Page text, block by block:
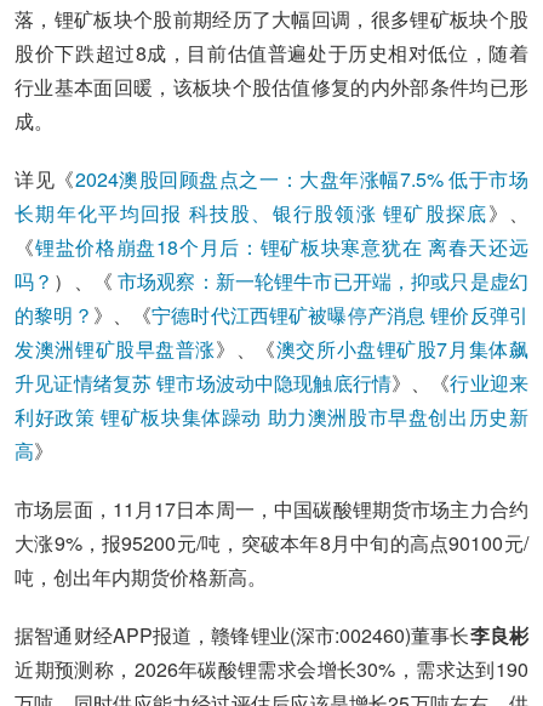
落，锂矿板块个股前期经历了大幅回调，很多锂矿板块个股
股价下跌超过8成，目前估值普遍处于历史相对低位，随着
行业基本面回暖，该板块个股估值修复的内外部条件均已形
成。
详见《2024澳股回顾盘点之一：大盘年涨幅7.5% 低于市场
长期年化平均回报 科技股、银行股领涨 锂矿股探底》、
《锂盐价格崩盘18个月后：锂矿板块寒意犹在 离春天还远
吗？ ）、《市场观察：新一轮锂牛市已开端，抑或只是虚幻
的黎明？ 》、《宁德时代江西锂矿被曝停产消息 锂价反弹引
发澳洲锂矿股早盘普涨》、《澳交所小盘锂矿股7月集体飙
升见证情绪复苏 锂市场波动中隐现触底行情》、《行业迎来
利好政策 锂矿板块集体躁动 助力澳洲股市早盘创出历史新
高》
市场层面，11月17日本周一，中国碳酸锂期货市场主力合约
大涨9%，报95200元/吨，突破本年8月中旬的高点90100元/
吨，创出年内期货价格新高。
据智通财经APP报道，赣锋锂业(深市:002460)董事长李良彬
近期预测称，2026年碳酸锂需求会增长30%，需求达到190